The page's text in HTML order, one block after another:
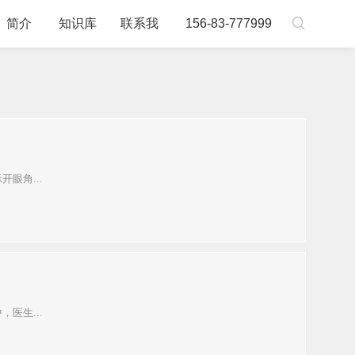
简介 知识库 联系我 156-83-777999 
眼角...
医生...